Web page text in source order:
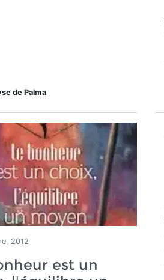
de Palma
2012
est un